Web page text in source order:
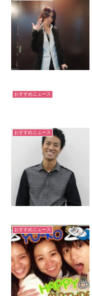
おすすめニュース
おすすめニュース
おすすめニュース